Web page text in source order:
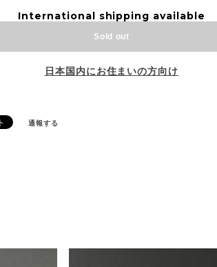
International shipping available
Sold out
日本国内にお住まいの方向け
通報する